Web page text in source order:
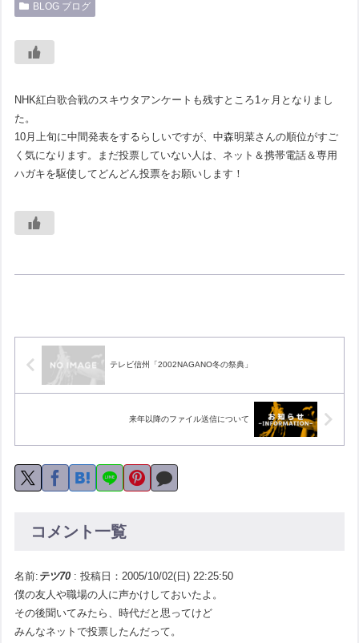
BLOG ブログ
NHK紅白歌合戦のスキウタアンケートも残すところ1ヶ月となりまし
た。
10月上旬に中間発表をするらしいですが、中森明菜さんの順位がすご
く気になります。まだ投票していない人は、ネット＆携帯電話＆専用
ハガキを駆使してどんどん投票をお願いします！
テレビ信州「2002NAGANO冬の祭典」
来年以降のファイル送信について
コメント一覧
名前: テツ70 : 投稿日：2005/10/02(日) 22:25:50
僕の友人や職場の人に声かけしておいたよ。
その後聞いてみたら、時代だと思ってけど
みんなネットで投票したんだって。